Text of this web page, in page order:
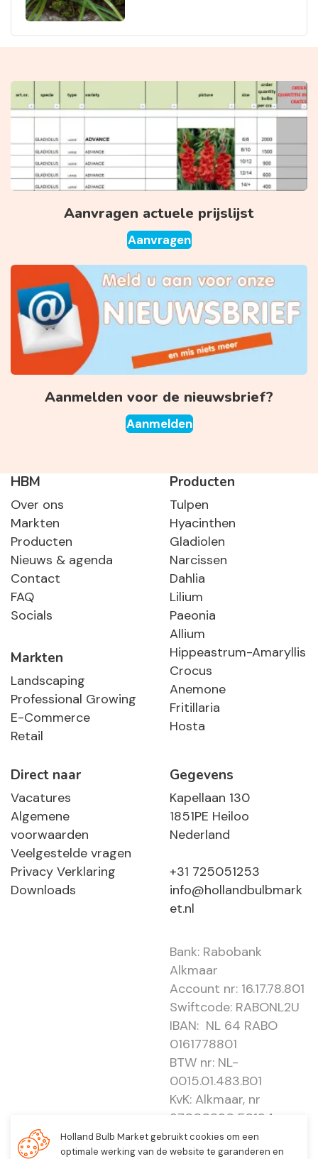
Aanvragen actuele prijslijst
Aanvragen
Aanmelden voor de nieuwsbrief?
Aanmelden
HBM
Over ons
Markten
Producten
Nieuws & agenda
Contact
FAQ
Socials
Markten
Landscaping
Professional Growing
E-Commerce
Retail
Producten
Tulpen
Hyacinthen
Gladiolen
Narcissen
Dahlia
Lilium
Paeonia
Allium
Hippeastrum-Amaryllis
Crocus
Anemone
Fritillaria
Hosta
Direct naar
Vacatures
Algemene
voorwaarden
Veelgestelde vragen
Privacy Verklaring
Downloads
Gegevens
Kapellaan 130
1851PE Heiloo
Nederland
+31 725051253
info@hollandbulbmark
et.nl
Bank: Rabobank
Alkmaar
Account nr: 16.17.78.801
Swiftcode: RABONL2U
IBAN: NL 64 RABO
0161778801
BTW nr: NL-
0015.01.483.B01
KvK: Alkmaar, nr
37000830 E0194 -
EBO 505
Holland Bulb Market gebruikt cookies om een
optimale werking van de website te garanderen en